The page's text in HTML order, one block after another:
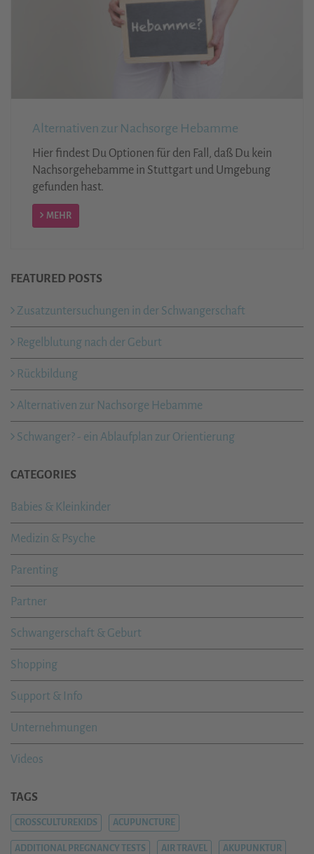
Alternativen zur Nachsorge Hebamme
Hier findest Du Optionen für den Fall, daß Du kein
Nachsorgehebamme in Stuttgart und Umgebung
gefunden hast.
MEHR
FEATURED POSTS
Zusatzuntersuchungen in der Schwangerschaft
Regelblutung nach der Geburt
Rückbildung
Alternativen zur Nachsorge Hebamme
Schwanger? - ein Ablaufplan zur Orientierung
CATEGORIES
Babies & Kleinkinder
Medizin & Psyche
Parenting
Partner
Schwangerschaft & Geburt
Shopping
Support & Info
Unternehmungen
Videos
TAGS
CROSSCULTUREKIDS ACUPUNCTURE
ADDITIONAL PREGNANCY TESTS AIR TRAVEL AKUPUNKTUR